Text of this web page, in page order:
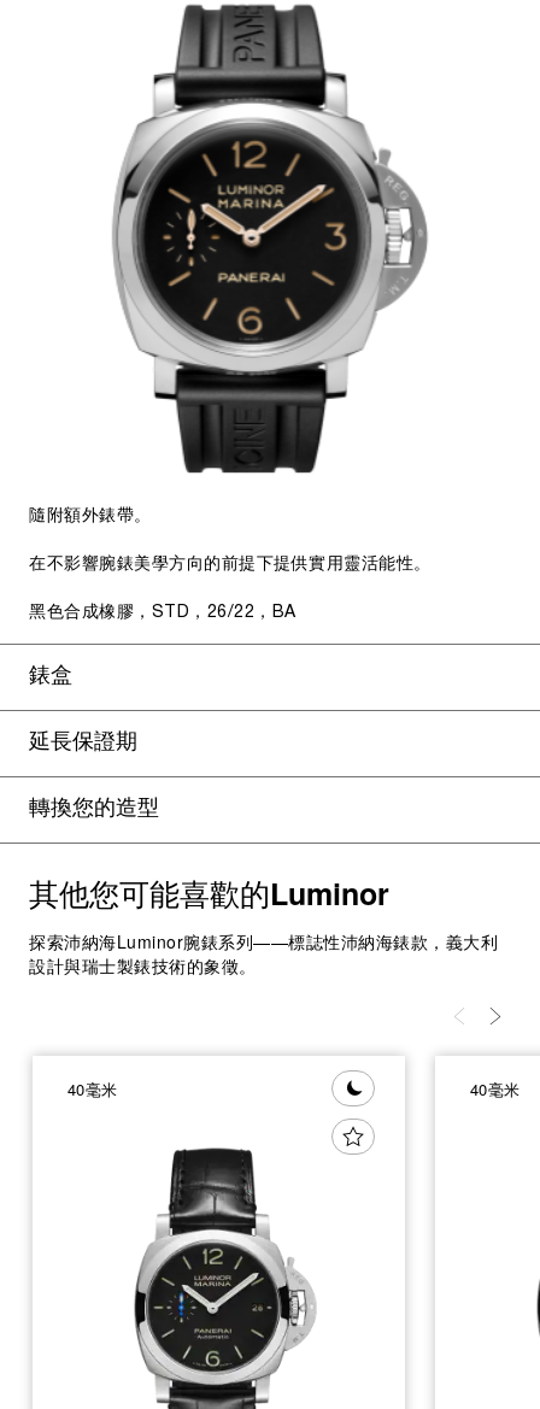
隨附額外錶帶。
在不影響腕錶美學方向的前提下提供實用靈活能性。
黑色合成橡膠，STD，26/22，BA
錶盒
延長保證期
轉換您的造型
其他您可能喜歡的Luminor
探索沛納海Luminor腕錶系列——標誌性沛納海錶款，義大利
設計與瑞士製錶技術的象徵。
40毫米 40毫米